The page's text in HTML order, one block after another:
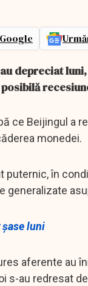
depreciat
ce Beijingul a
monedei.
în
generalizate
luni
aferente au
s-au redresat